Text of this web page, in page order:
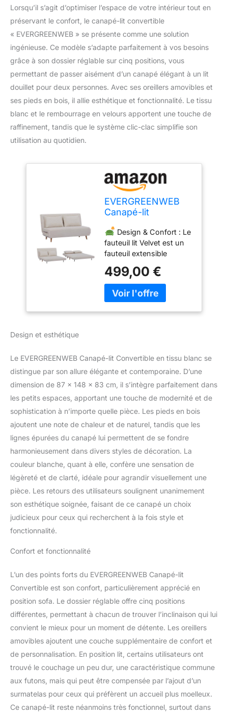
Lorsqu’il s’agit d’optimiser l’espace de votre intérieur tout en
préservant le confort, le canapé-lit convertible
« EVERGREENWEB » se présente comme une solution
ingénieuse. Ce modèle s’adapte parfaitement à vos besoins
grâce à son dossier réglable sur cinq positions, vous
permettant de passer aisément d’un canapé élégant à un lit
douillet pour deux personnes. Avec ses oreillers amovibles et
ses pieds en bois, il allie esthétique et fonctionnalité. Le tissu
blanc et le rembourrage en velours apportent une touche de
raffinement, tandis que le système clic-clac simplifie son
utilisation au quotidien.
EVERGREENWEB
Canapé-lit
Places 140 cm en
Tissu Blanc,
Fauteuil-lit Relax
Dossier Réglable 5
Positions, Oreillers
Amovibles, Pieds
en Bois, Canapé
Design & Confort : Le
fauteuil lit Velvet est un
fauteuil extensible
transforme en lit
d'urgence très
confortable en cas
environnements et avec
tout type de mobilier.
Mècanisme pratique : En
fauteuil de style
scandinave se
transformera en un lit
pratique avec matelas. Le
dossier est réglable sur 5
niveaux différents, entre
90° et 180°, vous
trouverez ainsi le confort
idéal pour vos soirées
détente.
Le Fauteuil-
lit Velvet convient à tous
les environnements et à
une chambre, convient
également aux chambres
d'hôtes, hôtels, fermes.
Coloris disponibles :
Blanc, Gris, Bleu, Unique
Dimensions fermé : 84
cm de largeur, 87 cm de
profondeur, 83 cm de
hauteur | Carré et demi-
taille fermé, 128 cm de
large, 87 cm de
profondeur, 83 cm de
haut | Dimensions du lit
140 cm fermé, largeur
499,00 €
Design et esthétique
Le EVERGREENWEB Canapé-lit Convertible en tissu blanc se
distingue par son allure élégante et contemporaine. D’une
dimension de 87 x 148 x 83 cm, il s’intègre parfaitement dans
les petits espaces, apportant une touche de modernité et de
sophistication à n’importe quelle pièce. Les pieds en bois
ajoutent une note de chaleur et de naturel, tandis que les
lignes épurées du canapé lui permettent de se fondre
harmonieusement dans divers styles de décoration. La
couleur blanche, quant à elle, confère une sensation de
légèreté et de clarté, idéale pour agrandir visuellement une
pièce. Les retours des utilisateurs soulignent unanimement
son esthétique soignée, faisant de ce canapé un choix
judicieux pour ceux qui recherchent à la fois style et
fonctionnalité.
Confort et fonctionnalité
L’un des points forts du EVERGREENWEB Canapé-lit
Convertible est son confort, particulièrement apprécié en
position sofa. Le dossier réglable offre cinq positions
différentes, permettant à chacun de trouver l’inclinaison qui lui
convient le mieux pour un moment de détente. Les oreillers
amovibles ajoutent une couche supplémentaire de confort et
de personnalisation. En position lit, certains utilisateurs ont
trouvé le couchage un peu dur, une caractéristique commune
aux futons, mais qui peut être compensée par l’ajout d’un
surmatelas pour ceux qui préfèrent un accueil plus moelleux.
Ce canapé-lit reste néanmoins très fonctionnel, surtout dans